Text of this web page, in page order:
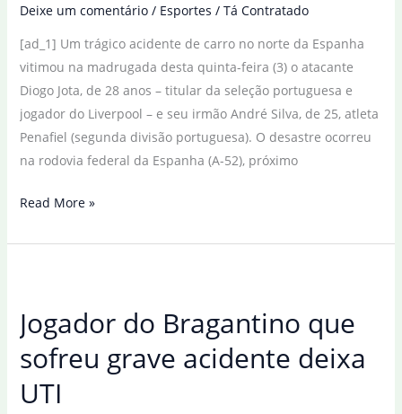
Deixe um comentário / Esportes / Tá Contratado
[ad_1] Um trágico acidente de carro no norte da Espanha
vitimou na madrugada desta quinta-feira (3) o atacante
Diogo Jota, de 28 anos – titular da seleção portuguesa e
jogador do Liverpool – e seu irmão André Silva, de 25, atleta
Penafiel (segunda divisão portuguesa). O desastre ocorreu
na rodovia federal da Espanha (A-52), próximo
Atacante
Liverpool
e
irmão
morrem
em
Read More »
Jogador do Bragantino que
sofreu grave acidente deixa
UTI